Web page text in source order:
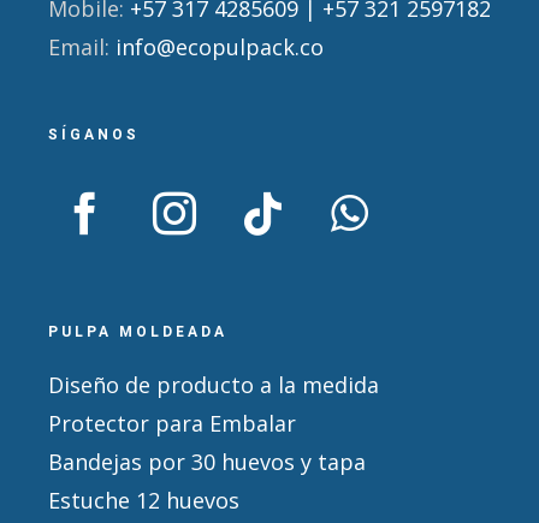
Mobile: +57 317 4285609 | +57 321 2597182
Email: info@ecopulpack.co
SÍGANOS
PULPA MOLDEADA
Diseño de producto a la medida
Protector para Embalar
Bandejas por 30 huevos y tapa
Estuche 12 huevos